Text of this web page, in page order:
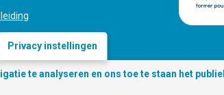
opPrivacy instellingen
te analyseren en ons toe te staan het